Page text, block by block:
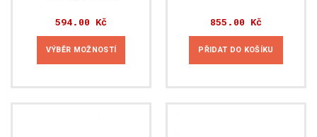
594.00 Kč
VÝBĚR MOŽNOSTÍ
855.00 Kč
PŘIDAT DO KOŠÍKU